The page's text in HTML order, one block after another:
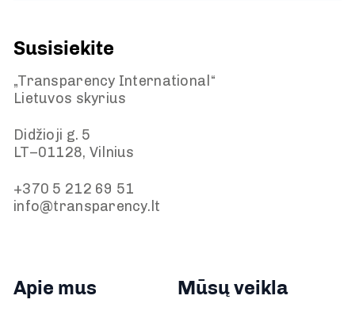
Susisiekite
„Transparency International“
Lietuvos skyrius
Didžioji g. 5
LT–01128, Vilnius
+370 5 212 69 51
info@transparency.lt
Apie mus Mūsų veikla